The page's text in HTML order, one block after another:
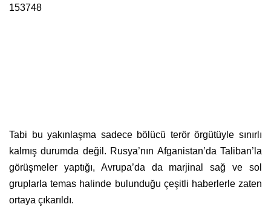
153748
Tabi bu yakınlaşma sadece bölücü terör örgütüyle sınırlı
kalmış durumda değil. Rusya’nın Afganistan’da Taliban’la
görüşmeler yaptığı, Avrupa’da da marjinal sağ ve sol
gruplarla temas halinde bulunduğu çeşitli haberlerle zaten
ortaya çıkarıldı.